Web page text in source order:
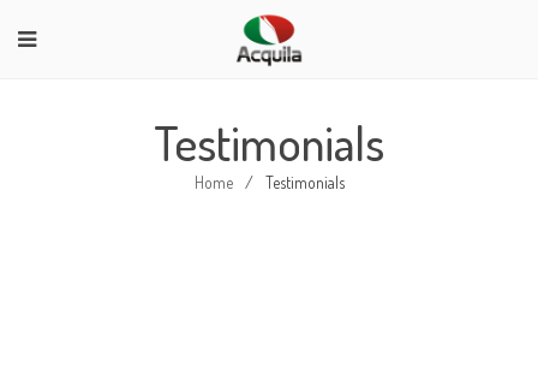
Testimonials
Home / Testimonials